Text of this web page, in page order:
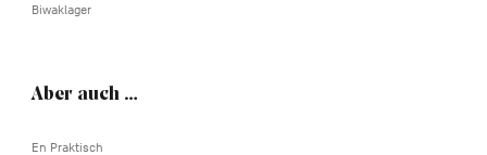
Biwaklager
Aber auch …
En Praktisch